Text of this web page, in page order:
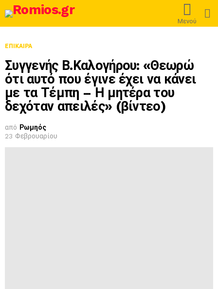
Μενού
ΕΠΊΚΑΙΡΑ
Συγγενής Β.Καλογήρου: «Θεωρώ
ότι αυτό που έγινε έχει να κάνει
με τα Τέμπη – Η μητέρα του
δεχόταν απειλές» (βίντεο)
από Ρωμηός
23 Φεβρουαρίου